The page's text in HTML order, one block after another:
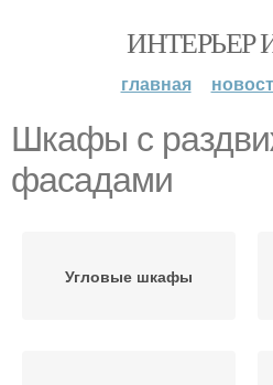
ИНТЕРЬЕР
главная
Шкафы с
фасадами
Угловые шкафы